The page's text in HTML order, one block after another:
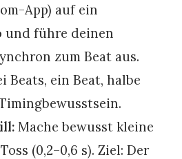
App) auf ein
und führe deinen
zum Beat aus.
Beats, ein Beat, halbe
Mache bewusst kleine
(0,2–0,6 s). Ziel: Der